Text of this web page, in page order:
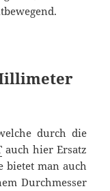
durch die
auch hier Ersatz
bietet man auch
Durchmesser